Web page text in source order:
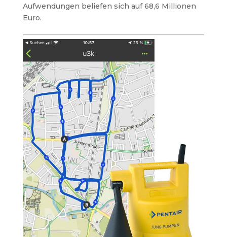
Aufwendungen beliefen sich auf 68,6 Millionen
Euro.